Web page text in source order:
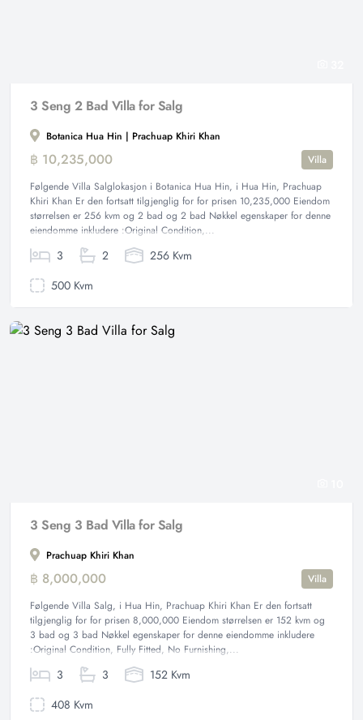
3 Seng 2 Bad Villa for Salg
Botanica Hua Hin | Prachuap Khiri Khan
฿ 10,235,000
Villa
Følgende Villa Salglokasjon i Botanica Hua Hin, i Hua Hin, Prachuap
Khiri Khan Er den fortsatt tilgjenglig for for prisen 10,235,000 Eiendom
størrelsen er 256 kvm og 2 bad og 2 bad Nøkkel egenskaper for denne
eiendomme inkludere :Original Condition,...
3 2
256 Kvm
500 Kvm
3 Seng 3 Bad Villa for Salg
Prachuap Khiri Khan
฿ 8,000,000
Villa
Følgende Villa Salg, i Hua Hin, Prachuap Khiri Khan Er den fortsatt
tilgjenglig for for prisen 8,000,000 Eiendom størrelsen er 152 kvm og
3 bad og 3 bad Nøkkel egenskaper for denne eiendomme inkludere
:Original Condition, Fully Fitted, No Furnishing,...
3 3
152 Kvm
408 Kvm